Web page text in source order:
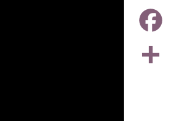
Share
Facebook